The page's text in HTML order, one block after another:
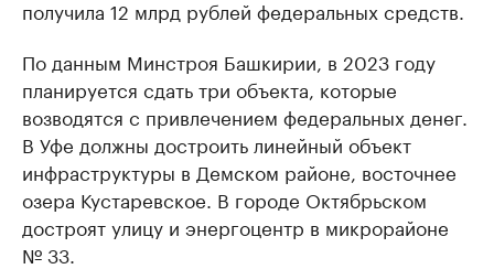
получила 12 млрд рублей федеральных средств.
По данным Минстроя Башкирии, в 2023 году
планируется сдать три объекта, которые
возводятся с привлечением федеральных денег.
В Уфе должны достроить линейный объект
инфраструктуры в Демском районе, восточнее
озера Кустаревское. В городе Октябрьском
достроят улицу и энергоцентр в микрорайоне
№ 33.